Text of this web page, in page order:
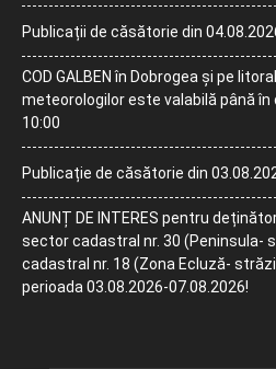
Publicații de căsătorie din
COD GALBEN în Dobrogea și pe
meteorologilor este valabilă până în
10:00
Publicație de căsătorie din
ANUNȚ DE INTERES pentru
sector cadastral nr. 30 (Peninsula-
cadastral nr. 18 (Zona Ecluză-
perioada 03.08.2026-07.08.2026!